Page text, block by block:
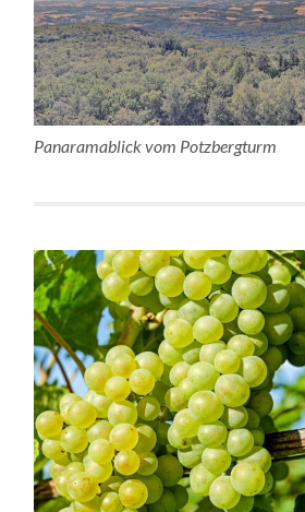
Panaramablick vom Potzbergturm